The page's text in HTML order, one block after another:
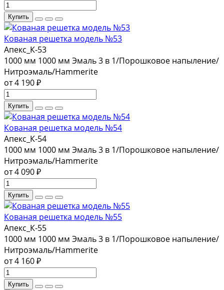
Купить
Кованая решетка модель №53
Апекс_К-53
1000 мм 1000 мм Эмаль 3 в 1/Порошковое напыление/
Нитроэмаль/Hammerite
от 4 190 ₽
Купить
Кованая решетка модель №54
Апекс_К-54
1000 мм 1000 мм Эмаль 3 в 1/Порошковое напыление/
Нитроэмаль/Hammerite
от 4 090 ₽
Купить
Кованая решетка модель №55
Апекс_К-55
1000 мм 1000 мм Эмаль 3 в 1/Порошковое напыление/
Нитроэмаль/Hammerite
от 4 160 ₽
Купить